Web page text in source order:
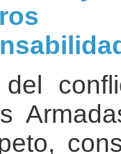
del